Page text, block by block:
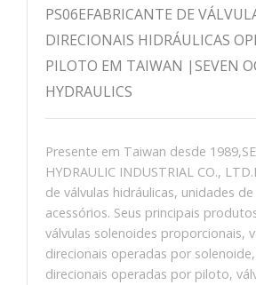
PS06EFABRICANTE DE
DIRECIONAIS HIDRÁULICAS
PILOTO EM TAIWAN |SEVEN
HYDRAULICS
Presente em Taiwan desde
HYDRAULIC INDUSTRIAL CO.,
de válvulas hidráulicas, unidades
acessórios. Seus principais
válvulas solenoides proporcionais,
direcionais operadas por
direcionais operadas por piloto,